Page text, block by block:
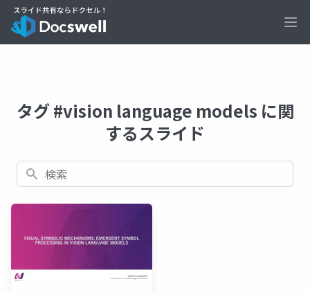
タグ #vision language models に関
するスライド
検索